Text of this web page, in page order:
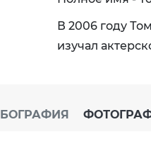
В 2006 году
изучал
БОГРАФИЯ